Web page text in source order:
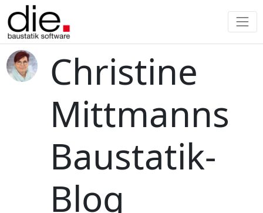
Christine
Mittmanns
Baustatik-
Blog